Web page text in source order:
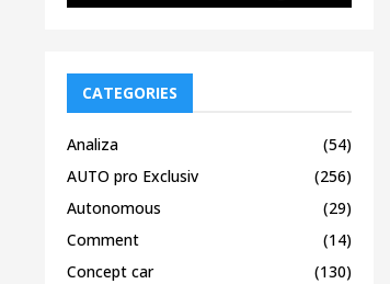
CATEGORIES
Analiza
(54)
AUTO pro Exclusiv
(256)
Autonomous
(29)
Comment
(14)
Concept car
(130)